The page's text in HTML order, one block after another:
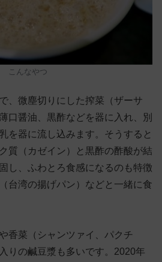
こんなやつ
、微塵切りにした搾菜（ザーサ
口醤油、黒酢などを器に入れ、別
を器に流し込みます。そうすると
質（カゼイン）と黒酢の酢酸が結
し、ふわとろ食感になるのも特徴
台湾の揚げパン）などと一緒に食
香菜（シャンツァイ、パクチ
りの鹹豆漿も多いです。2020年